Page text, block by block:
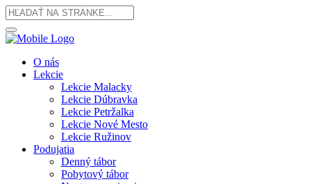
O nás
Lekcie
Lekcie Malacky
Lekcie Dúbravka
Lekcie Petržalka
Lekcie Nové Mesto
Lekcie Ružinov
Podujatia
Denný tábor
Pobytový tábor